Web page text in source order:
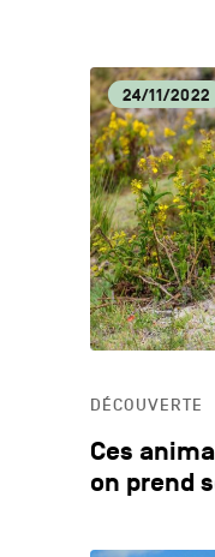
24/11/2022
DÉCOUVERTE
Ces
on prend